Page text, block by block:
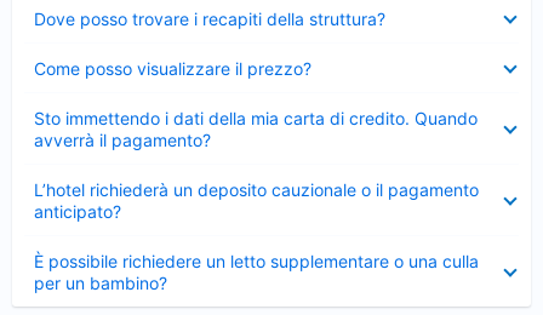
Dove posso trovare i recapiti della struttura?
chiuso
Come posso visualizzare il prezzo?
chiuso
Sto immettendo i dati della mia carta di credito. Quando
avverrà il pagamento?
chiuso
L’hotel richiederà un deposito cauzionale o il pagamento
anticipato?
chiuso
È possibile richiedere un letto supplementare o una culla
per un bambino?
Elemento
chiuso